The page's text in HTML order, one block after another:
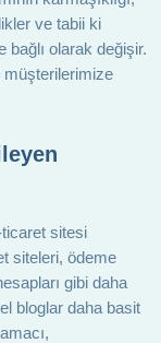
ve tabii ki
bağlı olarak değişir.
müşterilerimize
sitesi
siteleri, ödeme
gibi daha
bloglar daha basit